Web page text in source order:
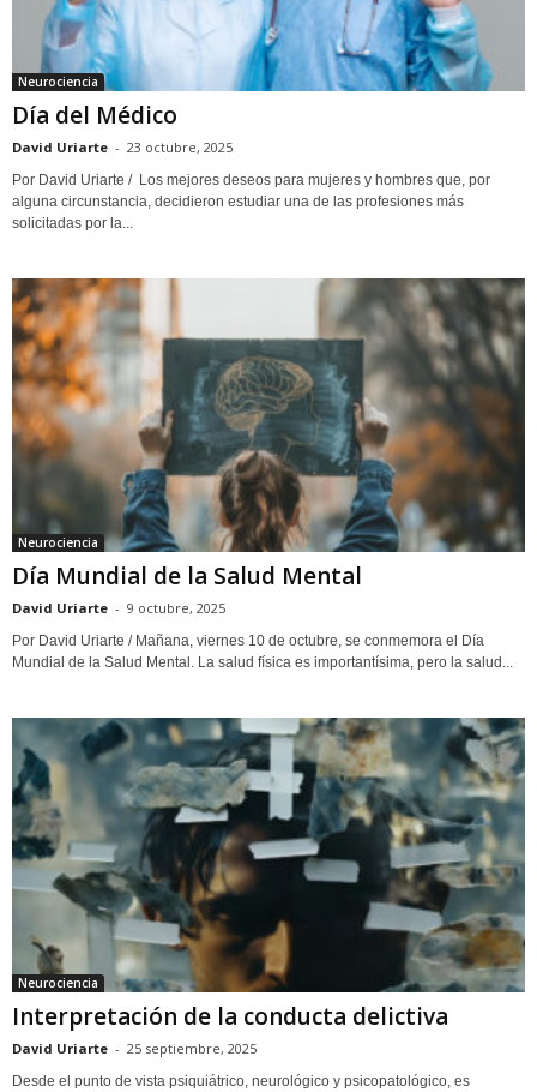
Neurociencia
Día del Médico
David Uriarte - 23 octubre, 2025
Por David Uriarte / Los mejores deseos para mujeres y hombres que, por
alguna circunstancia, decidieron estudiar una de las profesiones más
solicitadas por la...
Neurociencia
Día Mundial de la Salud Mental
David Uriarte - 9 octubre, 2025
Por David Uriarte / Mañana, viernes 10 de octubre, se conmemora el Día
Mundial de la Salud Mental. La salud física es importantísima, pero la salud...
Neurociencia
Interpretación de la conducta delictiva
David Uriarte - 25 septiembre, 2025
Desde el punto de vista psiquiátrico, neurológico y psicopatológico, es